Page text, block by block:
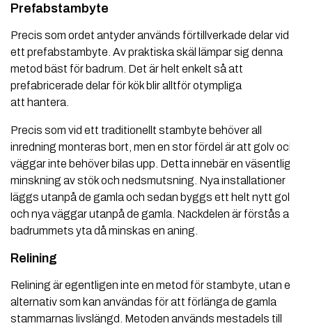
Prefabstambyte
Precis som ordet antyder används förtillverkade delar vid
ett prefabstambyte. Av praktiska skäl lämpar sig denna
metod bäst för badrum. Det är helt enkelt så att
prefabricerade delar för kök blir alltför otympliga
att hantera.
Precis som vid ett traditionellt stambyte behöver all
inredning monteras bort, men en stor fördel är att golv och
väggar inte behöver bilas upp. Detta innebär en väsentlig
minskning av stök och nedsmutsning. Nya installationer
läggs utanpå de gamla och sedan byggs ett helt nytt golv
och nya väggar utanpå de gamla. Nackdelen är förstås att
badrummets yta då minskas en aning.
Relining
Relining är egentligen inte en metod för stambyte, utan ett
alternativ som kan användas för att förlänga de gamla
stammarnas livslängd. Metoden används mestadels till